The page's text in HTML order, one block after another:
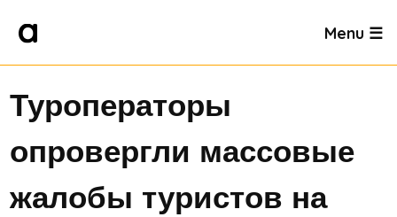
Menu ☰
Туроператоры
опровергли массовые
жалобы туристов на